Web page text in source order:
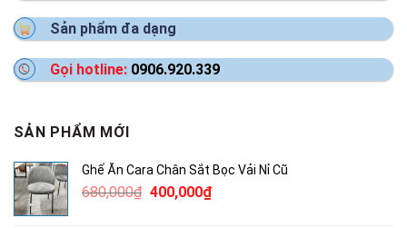
Sản phẩm đa dạng
Gọi hotline: 0906.920.339
SẢN PHẨM MỚI
Ghế Ăn Cara Chân Sắt Bọc Vải Nỉ Cũ
680,000₫ Giá
400,000₫Giá